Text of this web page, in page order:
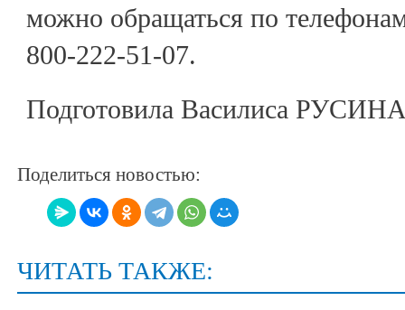
можно обращаться по
800-222-51-07.
Подготовила Василиса
Поделиться новостью:
ЧИТАТЬ ТАКЖЕ: